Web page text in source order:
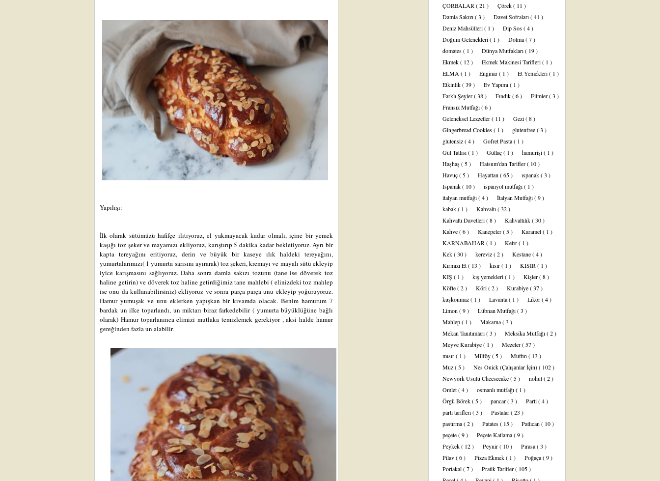
Yapılışı:
İlk olarak sütümüzü hafifçe ılıtıyoruz, el yakmayacak kadar olmalı, içine bir yemek
kaşığı toz şeker ve mayamızı ekliyoruz, karıştırıp 5 dakika kadar bekletiyoruz. Ayrı bir
kapta tereyağını eritiyoruz, derin ve büyük bir kaseye ılık haldeki tereyağını,
yumurtalarımızı( 1 yumurta sarısını ayırarak) toz şekeri, kremayı ve mayalı sütü ekleyip
iyice karışmasını sağlıyoruz. Daha sonra damla sakızı tozunu (tane ise döverek toz
haline getirin) ve döverek toz haline getirdiğimiz tane mahlebi ( elinizdeki toz mahlep
ise onu da kullanabilirsiniz) ekliyoruz ve sonra parça parça unu ekleyip yoğuruyoruz.
Hamur yumuşak ve unu eklerken yapışkan bir kıvamda olacak. Benim hamurum 7
bardak un ilke toparlandı, un miktarı biraz farkedebilir ( yumurta büyüklüğüne bağlı
olarak) Hamur toparlanınca elimizi mutlaka temizlemek gerekiyor , aksi halde hamur
gereğinden fazla un alabilir.
ÇORBALAR ( 21 ) Çörek( 11 )
Damla Sakızı( 3 ) Davet Sofraları( 41 )
Deniz Mahsülleri( 1 ) Dip Sos( 4 )
Doğum Gelenekleri( 1 ) Dolma( 7 )
domates( 1 ) Dünya Mutfakları( 19 )
Ekmek( 12 ) Ekmek Makinesi Tarifleri( 1 )
ELMA ( 1 ) Enginar( 1 ) Et Yemekleri( 1 )
Etkinlik( 39 ) Ev Yapımı( 1 )
Farklı Şeyler( 38 ) Fındık( 6 ) Filmler( 3 )
Fransız Mutfağı( 6 )
Geleneksel Lezzetler( 11 ) Gezi( 8 )
Gingerbread Cookies( 1 ) glutenfree( 3 )
glutensiz( 4 ) Gofret Pasta( 1 )
Gül Tatlısı( 1 ) Güllaç( 1 ) hamurişi( 1 )
Haşhaş( 5 ) Hatsum'dan Tarifler( 10 )
Havuç( 5 ) Hayattan ( 65 ) ıspanak( 3 )
Ispanak( 10 ) ispanyol mutfağı( 1 )
italyan mutfağı( 4 ) İtalyan Mutfağı( 9 )
kabak( 1 ) Kahvaltı( 32 )
Kahvaltı Davetleri( 8 ) Kahvaltılık( 30 )
Kahve( 6 ) Kanepeler( 5 ) Karamel( 1 )
KARNABAHAR ( 1 ) Kefir( 1 )
Kek( 30 ) kereviz( 2 ) Kestane( 4 )
Kırmızı Et( 13 ) kısır( 1 ) KISIR ( 1 )
KIŞ ( 1 ) kış yemekleri( 1 ) Kişler( 8 )
Köfte( 2 ) Köri( 2 ) Kurabiye( 37 )
kuşkonmaz( 1 ) Lavanta( 1 ) Likör( 4 )
Limon ( 9 ) Lübnan Mutfağı( 3 )
Mahlep( 1 ) Makarna( 3 )
Mekan Tanıtımları( 3 ) Meksika Mutfağı( 2 )
Meyve Kurabiye( 1 ) Mezeler( 57 )
mısır( 1 ) Milföy( 5 ) Muffin ( 13 )
Muz( 5 ) Nes Ouick (Çalışanlar İçin)( 102 )
Newyork Usulü Cheesecake( 5 ) nohut( 2 )
Omlet( 4 ) osmanlı mutfağı( 1 )
Örgü Börek( 5 ) pancar( 3 ) Parti( 4 )
parti tarifleri( 3 ) Pastalar( 23 )
pastırma( 2 ) Patates( 15 ) Patlıcan ( 10 )
peçete( 9 ) Peçete Katlama( 9 )
Peykek( 12 ) Peynir( 10 ) Pırasa( 3 )
Pilav( 6 ) Pizza Ekmek( 1 ) Poğaça( 9 )
Portakal( 7 ) Pratik Tarifler( 105 )